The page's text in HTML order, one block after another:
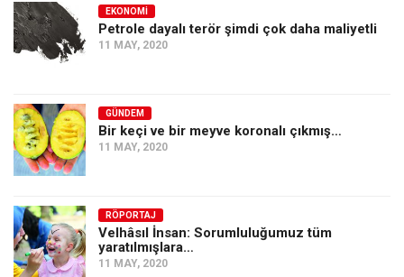
EKONOMI
Petrole dayalı terör şimdi çok daha maliyetli
11 MAY, 2020
GÜNDEM
Bir keçi ve bir meyve koronalı çıkmış…
11 MAY, 2020
RÖPORTAJ
Velhâsıl İnsan: Sorumluluğumuz tüm
yaratılmışlara…
11 MAY, 2020